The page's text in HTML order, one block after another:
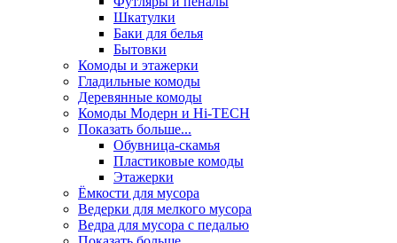
Шкатулки
Баки для белья
Бытовки
Комоды и этажерки
Гладильные комоды
Деревянные комоды
Комоды Модерн и Hi-TECH
Показать больше...
Обувница-скамья
Пластиковые комоды
Этажерки
Ёмкости для мусора
Ведерки для мелкого мусора
Ведра для мусора с педалью